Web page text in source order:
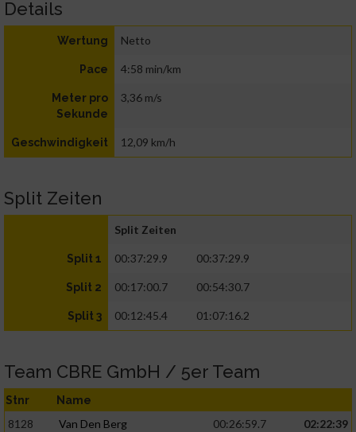
Details
Wertung Netto
Pace 4:58 min/km
Meter pro
Sekunde
3,36 m/s
Geschwindigkeit 12,09 km/h
Split Zeiten
Split Zeiten
Split 1 00:37:29.9 00:37:29.9
Split 2 00:17:00.7 00:54:30.7
Split 3 00:12:45.4 01:07:16.2
Team CBRE GmbH / 5er Team
Stnr Name
8128 Van Den Berg 00:26:59.7
02:22:39